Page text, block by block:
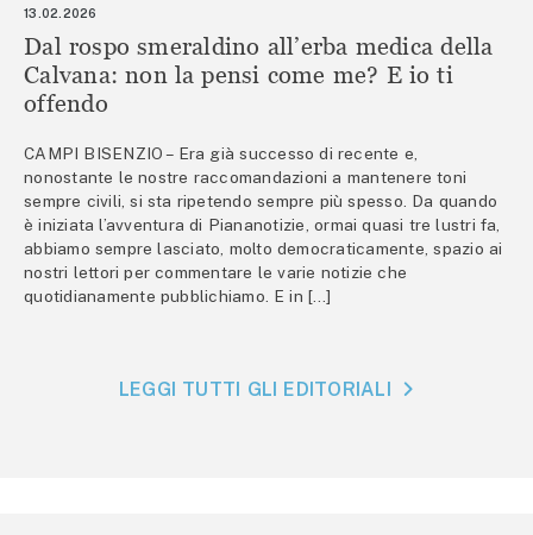
13.02.2026
Dal rospo smeraldino all’erba medica della
Calvana: non la pensi come me? E io ti
offendo
CAMPI BISENZIO – Era già successo di recente e,
nonostante le nostre raccomandazioni a mantenere toni
sempre civili, si sta ripetendo sempre più spesso. Da quando
è iniziata l’avventura di Piananotizie, ormai quasi tre lustri fa,
abbiamo sempre lasciato, molto democraticamente, spazio ai
nostri lettori per commentare le varie notizie che
quotidianamente pubblichiamo. E in […]
LEGGI TUTTI GLI EDITORIALI